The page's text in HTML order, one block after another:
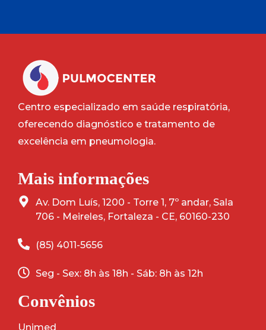
Centro especializado em saúde respiratória,
oferecendo diagnóstico e tratamento de
excelência em pneumologia.
Mais informações
Av. Dom Luís, 1200 - Torre 1, 7º andar, Sala
706 - Meireles, Fortaleza - CE, 60160-230
(85) 4011-5656
Seg - Sex: 8h às 18h - Sáb: 8h às 12h
Convênios
Unimed